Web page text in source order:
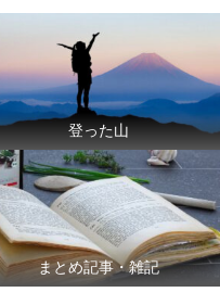
登った山
まとめ記事・雑記